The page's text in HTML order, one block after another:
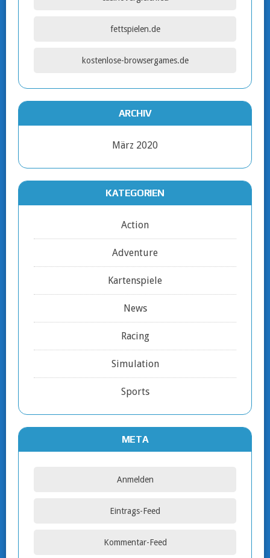
fettspielen.de
kostenlose-browsergames.de
ARCHIV
März 2020
KATEGORIEN
Action
Adventure
Kartenspiele
News
Racing
Simulation
Sports
META
Anmelden
Eintrags-Feed
Kommentar-Feed